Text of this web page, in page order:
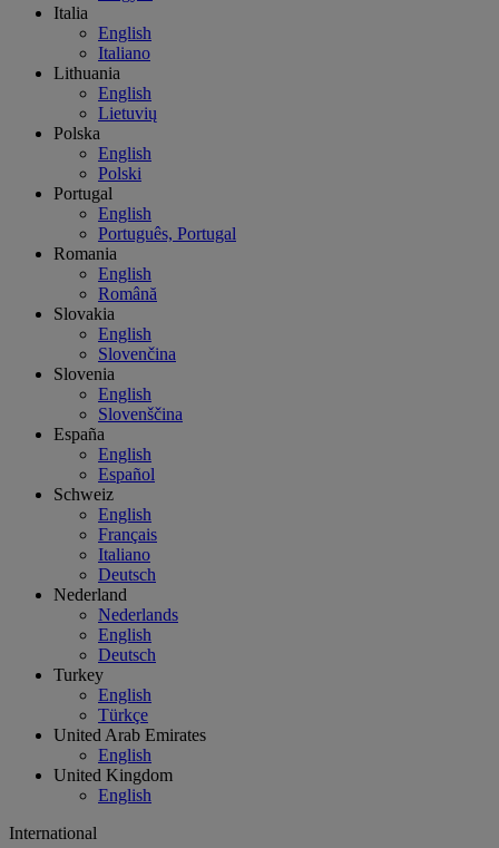
Italia
English
Italiano
Lithuania
English
Lietuvių
Polska
English
Polski
Portugal
English
Português, Portugal
Romania
English
Română
Slovakia
English
Slovenčina
Slovenia
English
Slovenščina
España
English
Español
Schweiz
English
Français
Italiano
Deutsch
Nederland
Nederlands
English
Deutsch
Turkey
English
Türkçe
United Arab Emirates
English
United Kingdom
English
International